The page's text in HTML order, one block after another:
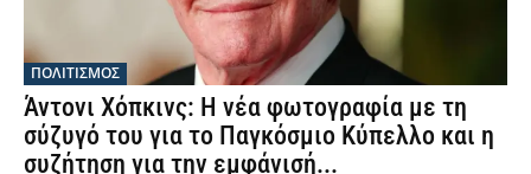
ΠΟΛΙΤΙΣΜΟΣ
Άντονι Χόπκινς: Η νέα φωτογραφία με τη
σύζυγό του για το Παγκόσμιο Κύπελλο και η
συζήτηση για την εμφάνισή...